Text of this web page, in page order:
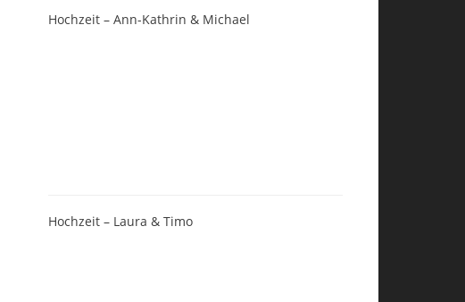
Hochzeit – Ann-Kathrin & Michael
Hochzeit – Laura & Timo